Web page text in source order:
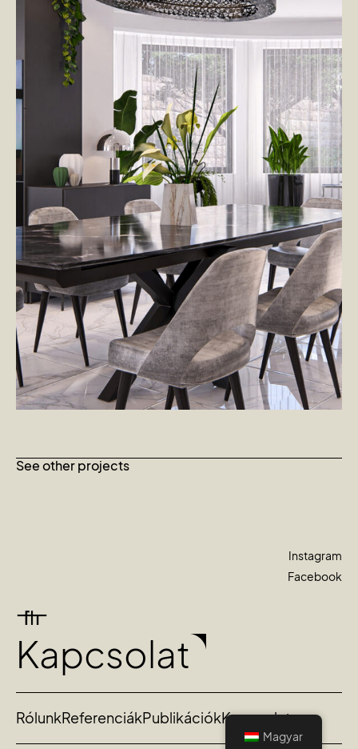
See other projects
Kapcsolat
Instagram
Facebook
RólunkReferenciákPublikációkKapcsolat
Magyar